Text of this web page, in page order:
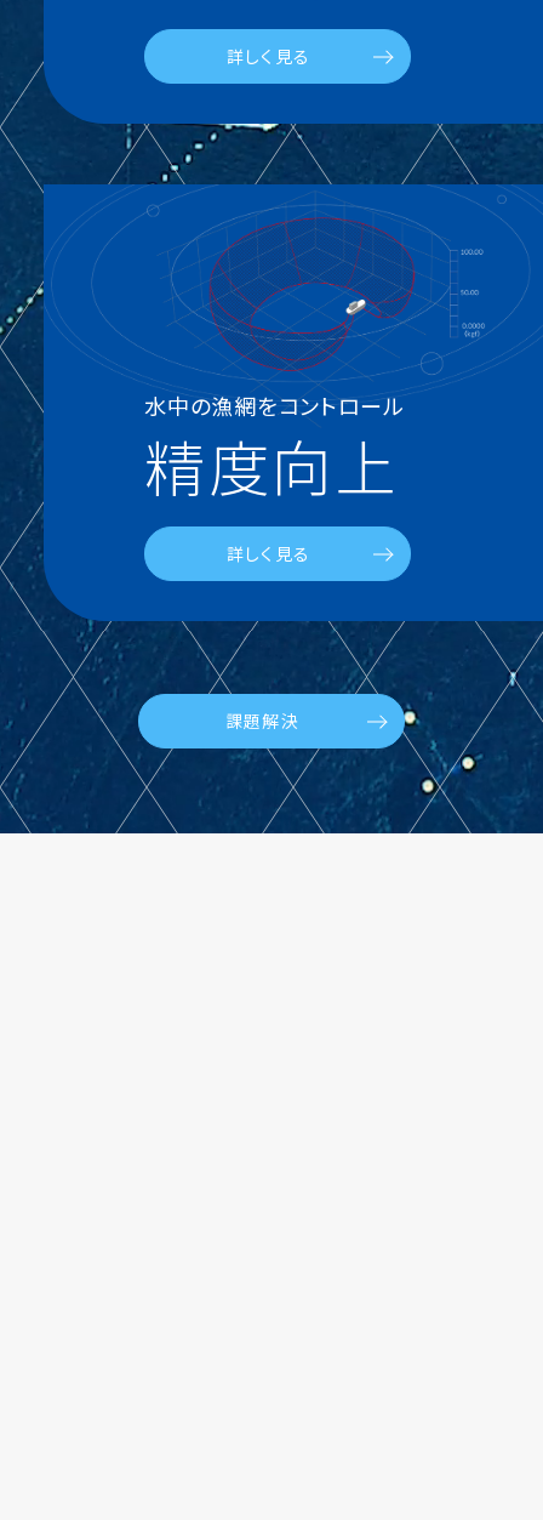
詳しく見る
水中の漁網をコントロール
精度向上
詳しく見る
課題解決